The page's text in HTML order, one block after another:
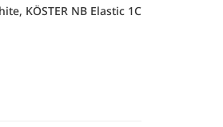
KÖSTER NB Elastic 1C